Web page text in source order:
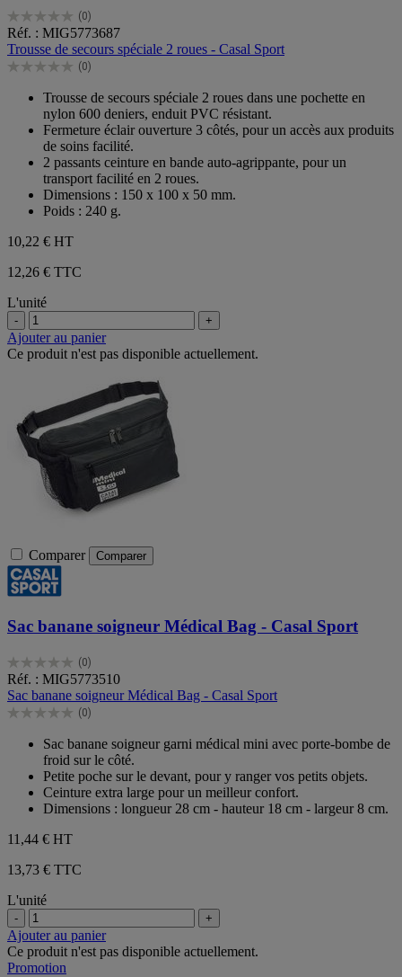
(0)
0.0
sur
5
étoiles.
Réf. : MIG5773687
Trousse de secours spéciale 2 roues - Casal Sport
(0)
0.0
étoiles.
Trousse de secours spéciale 2 roues dans une pochette en
nylon 600 deniers, enduit PVC résistant.
Fermeture éclair ouverture 3 côtés, pour un accès aux produits
de soins facilité.
2 passants ceinture en bande auto-agrippante, pour un
transport facilité en 2 roues.
Dimensions : 150 x 100 x 50 mm.
Poids : 240 g.
10,22 € HT
12,26 € TTC
L'unité
- +
Ajouter au panier
Ce produit n'est pas disponible actuellement.
Comparer Comparer
Sac banane soigneur Médical Bag - Casal Sport
(0)
0.0
sur
5
étoiles.
Réf. : MIG5773510
Sac banane soigneur Médical Bag - Casal Sport
(0)
0.0
étoiles.
Sac banane soigneur garni médical mini avec porte-bombe de
froid sur le côté.
Petite poche sur le devant, pour y ranger vos petits objets.
Ceinture extra large pour un meilleur confort.
Dimensions : longueur 28 cm - hauteur 18 cm - largeur 8 cm.
11,44 € HT
13,73 € TTC
L'unité
- +
Ajouter au panier
Ce produit n'est pas disponible actuellement.
Promotion